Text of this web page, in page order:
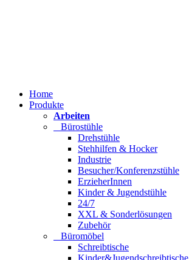
Home
Produkte
Arbeiten
Bürostühle
Drehstühle
Stehhilfen & Hocker
Industrie
Besucher/Konferenzstühle
ErzieherInnen
Kinder & Jugendstühle
24/7
XXL & Sonderlösungen
Zubehör
Büromöbel
Schreibtische
Kinder&Jugendschreibtische